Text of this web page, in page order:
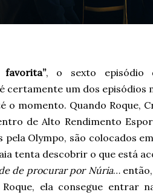
, o sexto episódio
certamente um dos episódios
o momento. Quando Roque,
de Alto Rendimento
Olympo, são colocados
tenta descobrir o que está
de procurar por Núria…
ela consegue entrar